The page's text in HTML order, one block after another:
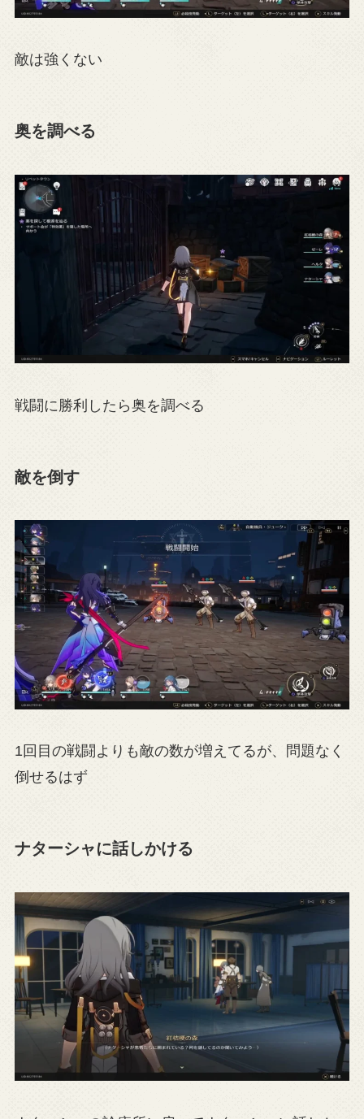
敵は強くない
奥を調べる
戦闘に勝利したら奥を調べる
敵を倒す
1回目の戦闘よりも敵の数が増えてるが、問題なく
倒せるはず
ナターシャに話しかける